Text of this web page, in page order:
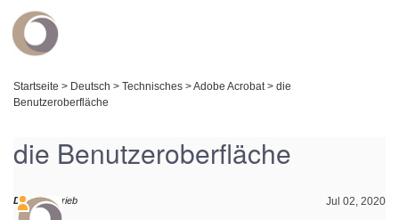
Startseite > Deutsch > Technisches >Adobe Acrobat > die
Benutzeroberfläche
die Benutzeroberfläche
Jul 02, 2020
Daniel schrieb